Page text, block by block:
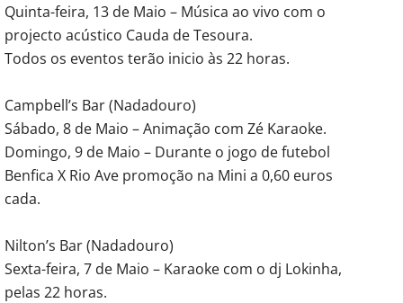
Quinta-feira, 13 de Maio – Música ao vivo com o
projecto acústico Cauda de Tesoura.
Todos os eventos terão inicio às 22 horas.
Campbell’s Bar (Nadadouro)
Sábado, 8 de Maio – Animação com Zé Karaoke.
Domingo, 9 de Maio – Durante o jogo de futebol
Benfica X Rio Ave promoção na Mini a 0,60 euros
cada.
Nilton’s Bar (Nadadouro)
Sexta-feira, 7 de Maio – Karaoke com o dj Lokinha,
pelas 22 horas.